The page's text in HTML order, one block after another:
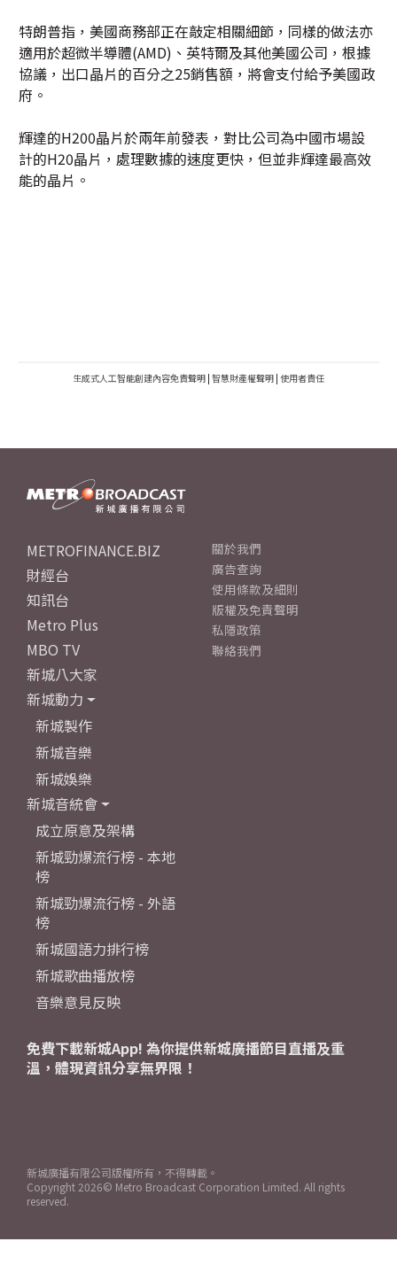
特朗普指，美國商務部正在敲定相關細節，同樣的做法亦
適用於超微半導體(AMD)、英特爾及其他美國公司，根據
協議，出口晶片的百分之25銷售額，將會支付給予美國政
府。
輝達的H200晶片於兩年前發表，對比公司為中國市場設
計的H20晶片，處理數據的速度更快，但並非輝達最高效
能的晶片。
生成式人工智能創建內容免責聲明 | 智慧財產權聲明 | 使用者責任
METROFINANCE.BIZ
財經台
知訊台
Metro Plus
MBO TV
新城八大家
新城動力
新城製作
新城音樂
新城娛樂
新城音統會
成立原意及架構
新城勁爆流行榜 - 本地
榜
新城勁爆流行榜 - 外語
榜
新城國語力排行榜
新城歌曲播放榜
音樂意見反映
關於我們
廣告查詢
使用條款及細則
版權及免責聲明
私隱政策
聯絡我們
免費下載新城App! 為你提供新城廣播節目直播及重
溫，體現資訊分享無界限！
新城廣播有限公司版權所有，不得轉載。
Copyright 2026© Metro Broadcast Corporation Limited. All rights
reserved.